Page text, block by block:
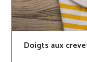
Doigts aux